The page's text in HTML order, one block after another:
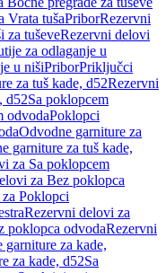
Vrata tušaPriborRezervni
za tuševeRezervni delovi
za odlaganje u
u nišiPriborPriključci
za tuš kade, d52Rezervni
d52Sa poklopcem
odvodaPoklopci
Odvodne garniture za
garniture za tuš kade,
za Sa poklopcem
za Bez poklopca
Poklopci
Rezervni delovi za
poklopca odvodaRezervni
garniture za kade,
za kade, d52Sa